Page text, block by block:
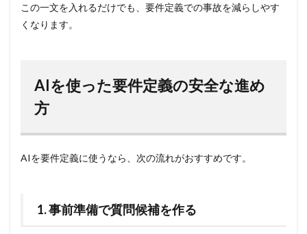
この一文を入れるだけでも、要件定義での事故を減らしやす
くなります。
AIを使った要件定義の安全な進め
方
AIを要件定義に使うなら、次の流れがおすすめです。
1. 事前準備で質問候補を作る